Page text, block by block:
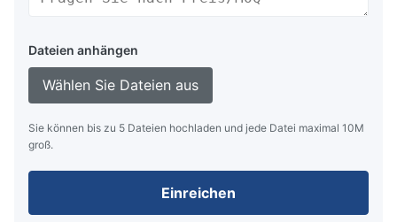
Dateien anhängen
Wählen Sie Dateien aus
Sie können bis zu 5 Dateien hochladen und jede Datei maximal 10M
groß.
Einreichen